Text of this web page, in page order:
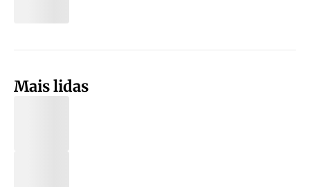
Mais lidas